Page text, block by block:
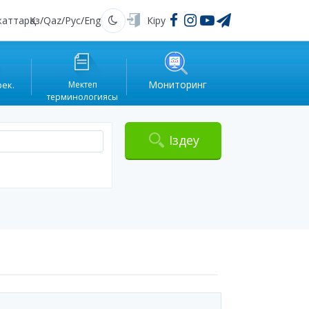
Қаз/Qaz/Рус/Eng Қараңғы Кіру
Мектеп
терминологиясы
Мониторинг
Іздеу